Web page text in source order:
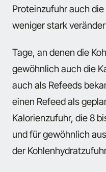
Proteinzufuhr auch
weniger stark
Tage, an denen die
gewöhnlich auch die
auch als Refeeds
einen Refeed als
Kalorienzufuhr, die 8
und für gewöhnlich
der